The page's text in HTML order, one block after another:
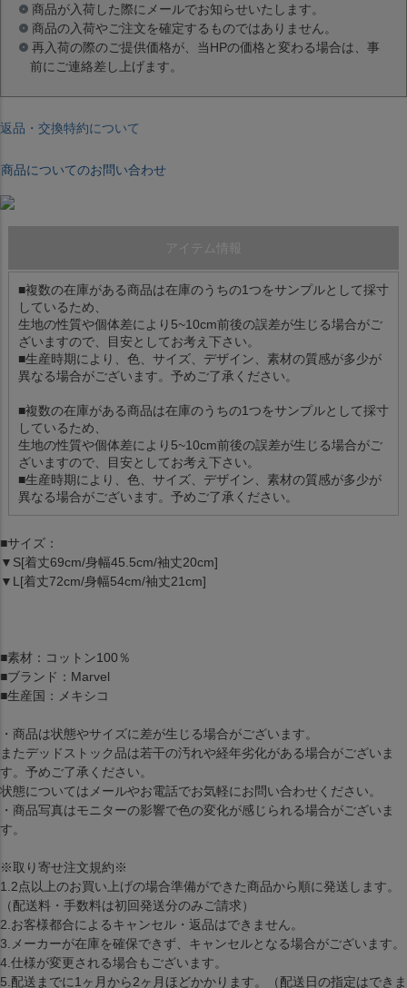
商品が入荷した際にメールでお知らせいたします。
商品の入荷やご注文を確定するものではありません。
再入荷の際のご提供価格が、当HPの価格と変わる場合は、事
前にご連絡差し上げます。
返品・交換特約について
商品についてのお問い合わせ
アイテム情報
■複数の在庫がある商品は在庫のうちの1つをサンプルとして採寸
しているため、
生地の性質や個体差により5~10cm前後の誤差が生じる場合がご
ざいますので、目安としてお考え下さい。
■生産時期により、色、サイズ、デザイン、素材の質感が多少が
異なる場合がございます。予めご了承ください。
■複数の在庫がある商品は在庫のうちの1つをサンプルとして採寸
しているため、
生地の性質や個体差により5~10cm前後の誤差が生じる場合がご
ざいますので、目安としてお考え下さい。
■生産時期により、色、サイズ、デザイン、素材の質感が多少が
異なる場合がございます。予めご了承ください。
■サイズ：
▼S[着丈69cm/身幅45.5cm/袖丈20cm]
▼L[着丈72cm/身幅54cm/袖丈21cm]
■素材：コットン100％
■ブランド：Marvel
■生産国：メキシコ
・商品は状態やサイズに差が生じる場合がございます。
またデッドストック品は若干の汚れや経年劣化がある場合がございま
す。予めご了承ください。
状態についてはメールやお電話でお気軽にお問い合わせください。
・商品写真はモニターの影響で色の変化が感じられる場合がございま
す。
※取り寄せ注文規約※
1.2点以上のお買い上げの場合準備ができた商品から順に発送します。
（配送料・手数料は初回発送分のみご請求）
2.お客様都合によるキャンセル・返品はできません。
3.メーカーが在庫を確保できず、キャンセルとなる場合がございます。
4.仕様が変更される場合もございます。
5.配送までに1ヶ月から2ヶ月ほどかかります。（配送日の指定はできま